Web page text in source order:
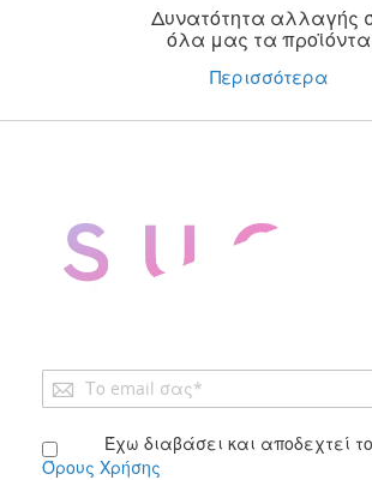
Δυνατότητα αλλαγής
όλα μας τα προϊόντα
Περισσότερα
Εγγραφή
στο
Δελτίο: Έχω διαβάσει και αποδεχτεί
Όρους Χρήσης